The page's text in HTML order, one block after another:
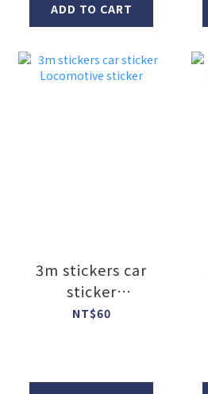
ADD TO CART
3m stickers car
sticker
Locomotive
NT$60